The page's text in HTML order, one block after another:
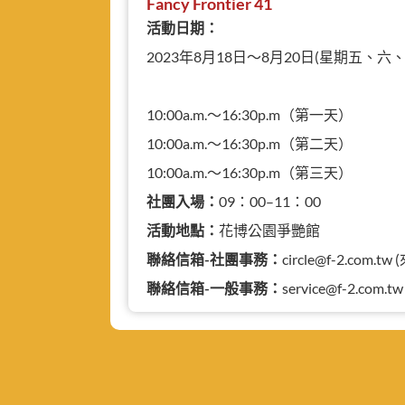
活動日期：
2023年8月18日～8月20日(星期五、六
10:00a.m.～16:30p.m（第一天）
10:00a.m.～16:30p.m（第二天）
10:00a.m.～16:30p.m（第三天）
社團入場： 09：00–11：00
活動地點： 花博公園爭艷館
聯絡信箱-社團事務： circle@f-2.com.tw
聯絡信箱-一般事務： service@f-2.com.tw